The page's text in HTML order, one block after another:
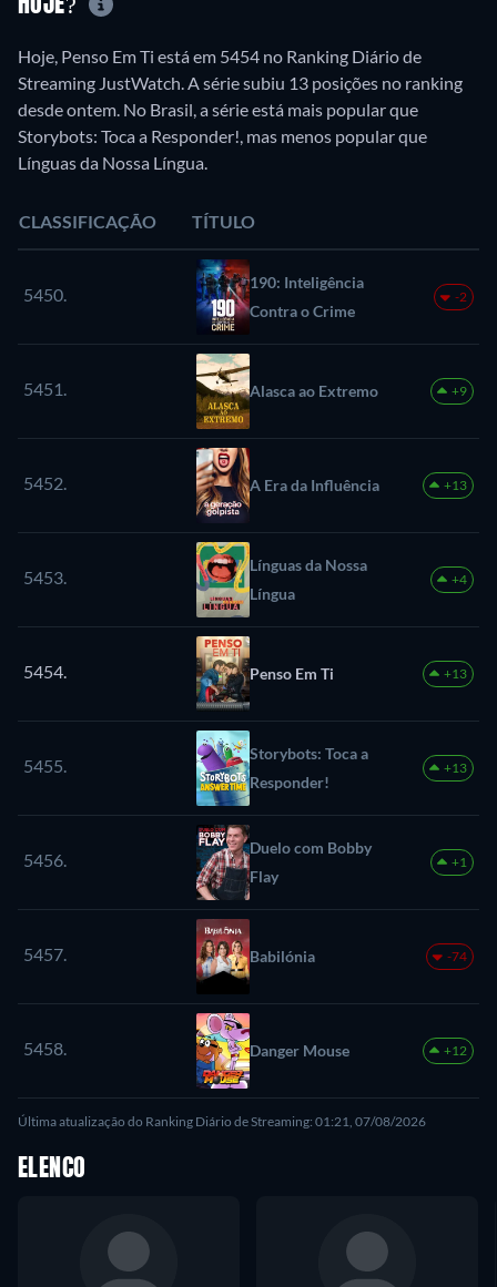
HOJE?
Hoje, Penso Em Ti está em 5454 no Ranking Diário de
Streaming JustWatch. A série subiu 13 posições no ranking
desde ontem. No Brasil, a série está mais popular que
Storybots: Toca a Responder!, mas menos popular que
Línguas da Nossa Língua.
CLASSIFICAÇÃO TÍTULO
5450.
190: Inteligência
Contra o Crime
-2
5451. Alasca ao Extremo +9
5452. A Era da Influência +13
5453.
Línguas da Nossa
Língua
+4
5454. Penso Em Ti +13
5455.
Storybots: Toca a
Responder!
+13
5456.
Duelo com Bobby
Flay
+1
5457. Babilónia -74
5458. Danger Mouse +12
Última atualização do Ranking Diário de Streaming: 01:21, 07/08/2026
ELENCO